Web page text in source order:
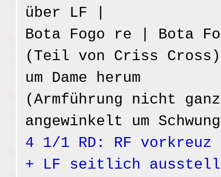
über LF |
Bota Fogo re | Bota
(Teil von Criss
um Dame herum
(Armführung nicht
angewinkelt um
4 1/1 RD: RF vorkreuz
+ LF seitlich